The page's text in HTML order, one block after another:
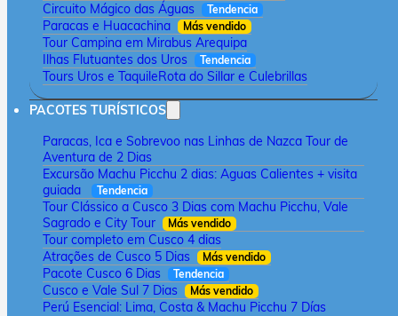
Circuito Mágico das Águas Tendencia
Paracas e Huacachina Más vendido
Tour Campina em Mirabus Arequipa
Ilhas Flutuantes dos Uros
Tendencia
Tours Uros e TaquileRota do Sillar e Culebrillas
PACOTES TURÍSTICOS
Paracas, Ica e Sobrevoo nas Linhas de Nazca Tour de
Aventura de 2 Dias
Excursão Machu Picchu 2 dias: Aguas Calientes + visita
guiada
Tendencia
Tour Clássico a Cusco 3 Dias com Machu Picchu, Vale
Sagrado e City Tour
Más vendido
Tour completo em Cusco 4 dias
Atrações de Cusco 5 Dias
Más vendido
Pacote Cusco 6 Dias Tendencia
Cusco e Vale Sul 7 Dias Más vendido
Perú Esencial: Lima, Costa & Machu Picchu 7 Días